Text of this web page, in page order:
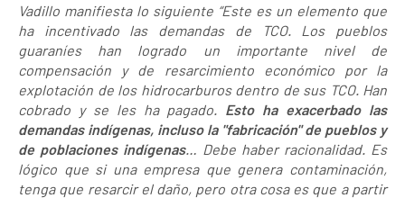
Vadillo manifiesta lo siguiente “Este es un elemento que
ha incentivado las demandas de TCO. Los pueblos
guaraníes han logrado un importante nivel de
compensación y de resarcimiento económico por la
explotación de los hidrocarburos dentro de sus TCO. Han
cobrado y se les ha pagado. Esto ha exacerbado las
demandas indígenas, incluso la "fabricación" de pueblos y
de poblaciones indígenas… Debe haber racionalidad. Es
lógico que si una empresa que genera contaminación,
tenga que resarcir el daño, pero otra cosa es que a partir